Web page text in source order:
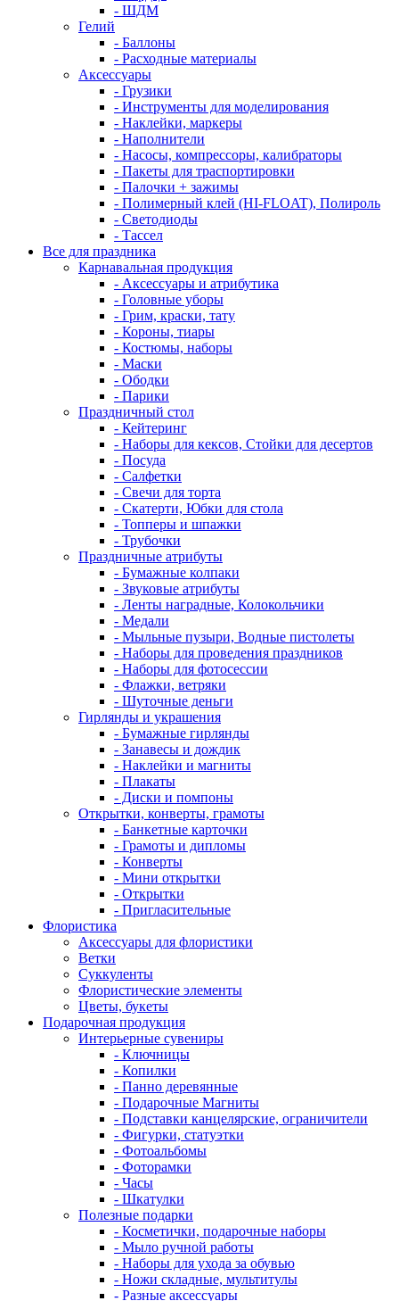
- ШДМ
Гелий
- Баллоны
- Расходные материалы
Аксессуары
- Грузики
- Инструменты для моделирования
- Наклейки, маркеры
- Наполнители
- Насосы, компрессоры, калибраторы
- Пакеты для траспортировки
- Палочки + зажимы
- Полимерный клей (HI-FLOAT), Полироль
- Светодиоды
- Тассел
Все для праздника
Карнавальная продукция
- Аксессуары и атрибутика
- Головные уборы
- Грим, краски, тату
- Короны, тиары
- Костюмы, наборы
- Маски
- Ободки
- Парики
Праздничный стол
- Кейтеринг
- Наборы для кексов, Стойки для десертов
- Посуда
- Салфетки
- Свечи для торта
- Скатерти, Юбки для стола
- Топперы и шпажки
- Трубочки
Праздничные атрибуты
- Бумажные колпаки
- Звуковые атрибуты
- Ленты наградные, Колокольчики
- Медали
- Мыльные пузыри, Водные пистолеты
- Наборы для проведения праздников
- Наборы для фотосессии
- Флажки, ветряки
- Шуточные деньги
Гирлянды и украшения
- Бумажные гирлянды
- Занавесы и дождик
- Наклейки и магниты
- Плакаты
- Диски и помпоны
Открытки, конверты, грамоты
- Банкетные карточки
- Грамоты и дипломы
- Конверты
- Мини открытки
- Открытки
- Пригласительные
Флористика
Аксессуары для флористики
Ветки
Суккуленты
Флористические элементы
Цветы, букеты
Подарочная продукция
Интерьерные сувениры
- Ключницы
- Копилки
- Панно деревянные
- Подарочные Магниты
- Подставки канцелярские, ограничители
- Фигурки, статуэтки
- Фотоальбомы
- Фоторамки
- Часы
- Шкатулки
Полезные подарки
- Косметички, подарочные наборы
- Мыло ручной работы
- Наборы для ухода за обувью
- Ножи складные, мультитулы
- Разные аксессуары